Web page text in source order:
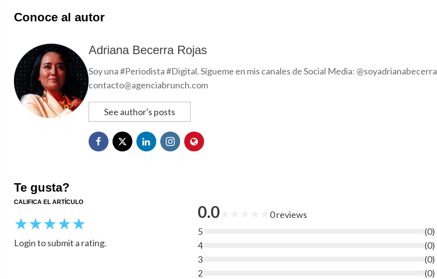
Conoce al autor
Adriana Becerra Rojas
Soy una #Periodista #Digital. Sígueme en mis canales de Social Media: @soyadrianabecerra
contacto@agenciabrunch.com
See author's posts
Te gusta?
CALIFICA EL ARTÍCULO
★★★★★
Login to submit a rating.
0.0 0 reviews
5
(0)
4
(0)
3
(0)
2
(0)